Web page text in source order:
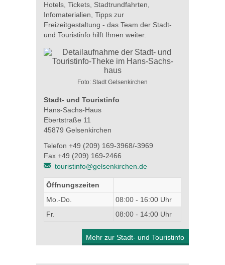
Hotels, Tickets, Stadtrundfahrten,
Infomaterialien, Tipps zur
Freizeitgestaltung - das Team der Stadt-
und Touristinfo hilft Ihnen weiter.
Foto: Stadt Gelsenkirchen
Stadt- und Touristinfo
Hans-Sachs-Haus
Ebertstraße 11
45879 Gelsenkirchen
Telefon +49 (209) 169-3968/-3969
Fax +49 (209) 169-2466
touristinfo@gelsenkirchen.de
Öffnungszeiten
Mo.-Do.
08:00 - 16:00 Uhr
Fr.
08:00 - 14:00 Uhr
Mehr zur Stadt- und Touristinfo